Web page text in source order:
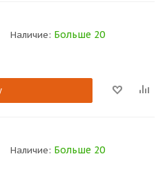
Наличие: Больше 20
Наличие: Больше 20